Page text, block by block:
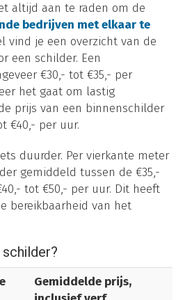
altijd aan te raden om de
bedrijven met elkaar te
vind je een overzicht van de
een schilder. Een
€30,- tot €35,- per
het gaat om lastig
prijs van een binnenschilder
€40,- per uur.
duurder. Per vierkante meter
gemiddeld tussen de €35,-
tot €50,- per uur. Dit heeft
bereikbaarheid van het
Gemiddelde prijs,